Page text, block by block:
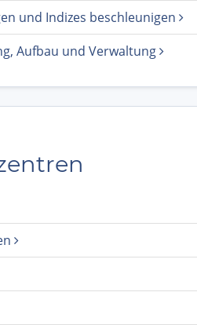
und Indizes beschleunigen
Aufbau und Verwaltung